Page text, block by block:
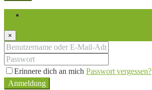
×
Erinnere dich an mich Passwort vergessen?
Anmeldung